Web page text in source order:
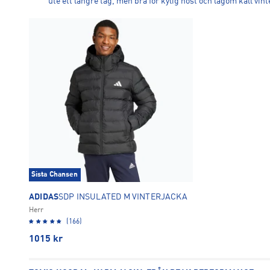
Sista Chansen
ADIDASSDP INSULATED M VINTERJACKA
Herr
(166)
1015 kr